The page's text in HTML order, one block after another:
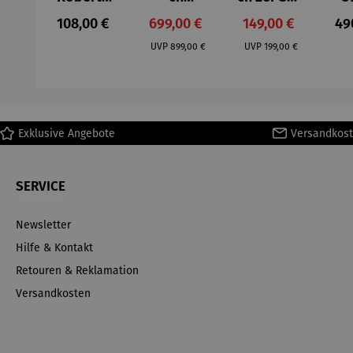
– Anna
Mütz
Regulärer Preis:
108,00 €
Aluminium
– Valor
Verkaufspreis:
699,00 €
UVP Regulärer Preis:
899,00 €
– Dalias
Verkaufspreis:
149,00 €
UVP Regulärer Preis:
199,00 €
Exklusive Angebote
SERVICE
Newsletter
Hilfe & Kontakt
Retouren & Reklamation
Versandkosten